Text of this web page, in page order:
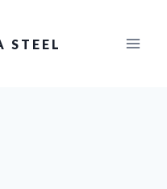
STEEL